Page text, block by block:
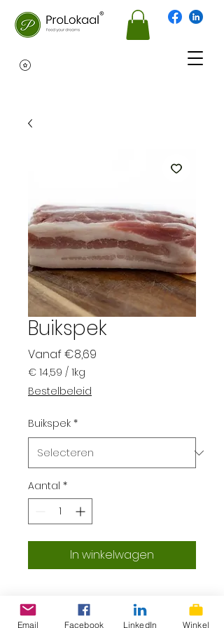
Buikspek
Vanaf€8,69
€ 14,59 / 1kg
€ 14,59
per
Kilogram
Bestelbeleid
Buikspek *
Aantal *
In winkelwagen
Email Facebook LinkedIn Winkel